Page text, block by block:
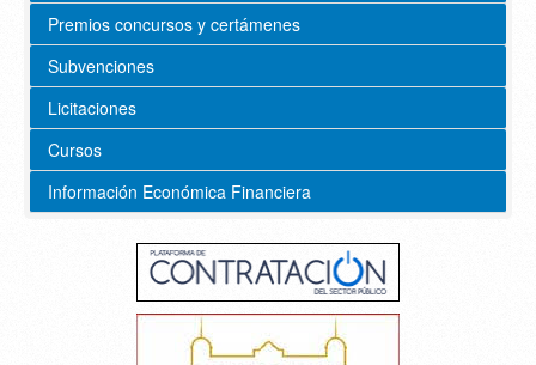
Premios concursos y certámenes
Subvenciones
Licitaciones
Cursos
Información Económica Financiera